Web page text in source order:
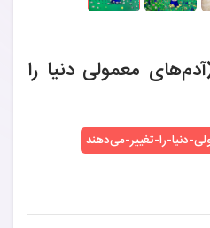
معمولی دنیا را
دنیا-را-تغییر-می‌دهند